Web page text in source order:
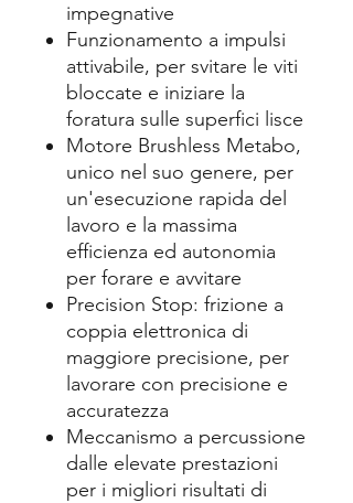
impegnative
Funzionamento a impulsi
attivabile, per svitare le viti
bloccate e iniziare la
foratura sulle superfici lisce
Motore Brushless Metabo,
unico nel suo genere, per
un'esecuzione rapida del
lavoro e la massima
efficienza ed autonomia
per forare e avvitare
Precision Stop: frizione a
coppia elettronica di
maggiore precisione, per
lavorare con precisione e
accuratezza
Meccanismo a percussione
dalle elevate prestazioni
per i migliori risultati di